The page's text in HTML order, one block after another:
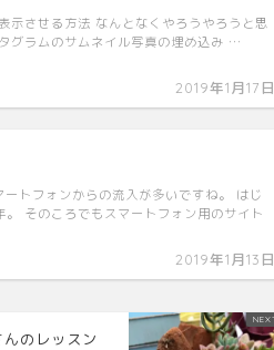
2019年1月17日
させる方法 なんとなくやろうやろうと思
グラムのサムネイル写真の埋め込み …
2019年1月13日
トフォンからの流入が多いですね。 はじ
そのころでもスマートフォン用のサイト
のレッスン